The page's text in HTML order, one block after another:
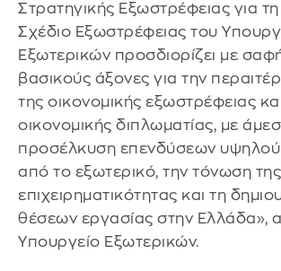
Στρατηγικής Εξωστρέφειας για
Σχέδιο Εξωστρέφειας του
Εξωτερικών προσδιορίζει με
βασικούς άξονες για την
της οικονομικής εξωστρέφειας
οικονομικής διπλωματίας, με
προσέλκυση επενδύσεων υψηλού
από το εξωτερικό, την τόνωση της
επιχειρηματικότητας και τη
θέσεων εργασίας στην Ελλάδα»,
Υπουργείο Εξωτερικών.